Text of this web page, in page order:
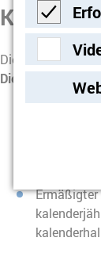
Kosten
Die
Die
Ermäßigter
Video-